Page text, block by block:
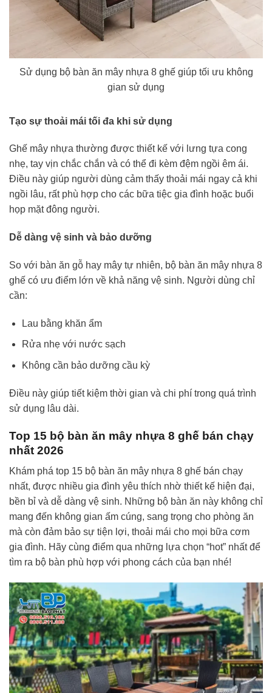
Sử dụng bộ bàn ăn mây nhựa 8 ghế giúp tối ưu không
gian sử dụng
Tạo sự thoải mái tối đa khi sử dụng
Ghế mây nhựa thường được thiết kế với lưng tựa cong
nhẹ, tay vịn chắc chắn và có thể đi kèm đệm ngồi êm ái.
Điều này giúp người dùng cảm thấy thoải mái ngay cả khi
ngồi lâu, rất phù hợp cho các bữa tiệc gia đình hoặc buổi
họp mặt đông người.
Dễ dàng vệ sinh và bảo dưỡng
So với bàn ăn gỗ hay mây tự nhiên, bộ bàn ăn mây nhựa 8
ghế có ưu điểm lớn về khả năng vệ sinh. Người dùng chỉ
cần:
Lau bằng khăn ẩm
Rửa nhẹ với nước sạch
Không cần bảo dưỡng cầu kỳ
Điều này giúp tiết kiệm thời gian và chi phí trong quá trình
sử dụng lâu dài.
Top 15 bộ bàn ăn mây nhựa 8 ghế bán chạy
nhất 2026
Khám phá top 15 bộ bàn ăn mây nhựa 8 ghế bán chạy
nhất, được nhiều gia đình yêu thích nhờ thiết kế hiện đại,
bền bỉ và dễ dàng vệ sinh. Những bộ bàn ăn này không chỉ
mang đến không gian ấm cúng, sang trọng cho phòng ăn
mà còn đảm bảo sự tiện lợi, thoải mái cho mọi bữa cơm
gia đình. Hãy cùng điểm qua những lựa chọn “hot” nhất để
tìm ra bộ bàn phù hợp với phong cách của bạn nhé!